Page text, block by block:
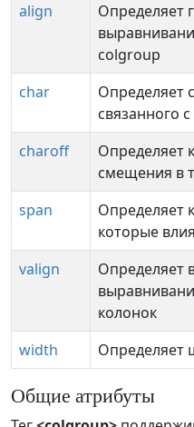
align
Определяет
colgroup
char
Определяет
связанного
charoff
Определяет
смещения в
span
Определяет
которые
valign
Определяет
колонок
width
Определяет
Общие атрибуты